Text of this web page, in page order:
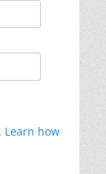
Learn how